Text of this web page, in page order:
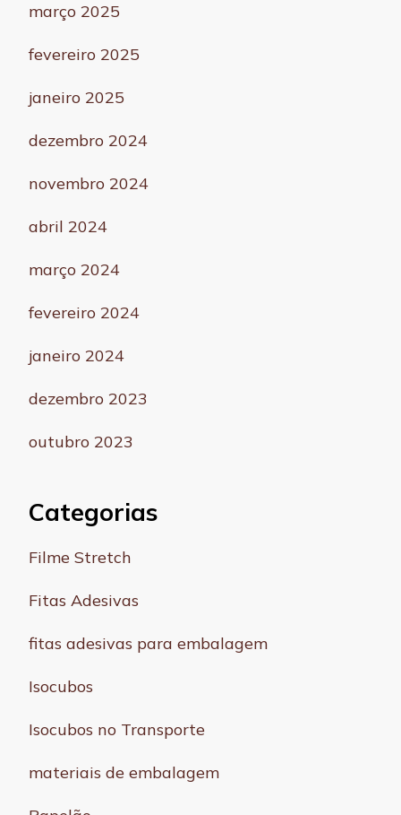
março 2025
fevereiro 2025
janeiro 2025
dezembro 2024
novembro 2024
abril 2024
março 2024
fevereiro 2024
janeiro 2024
dezembro 2023
outubro 2023
Categorias
Filme Stretch
Fitas Adesivas
fitas adesivas para embalagem
Isocubos
Isocubos no Transporte
materiais de embalagem